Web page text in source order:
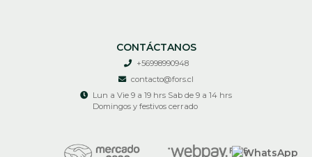
CONTÁCTANOS
+56998990948
contacto@fors.cl
Lun a Vie 9 a 19 hrs Sab de 9 a 14 hrs
Domingos y festivos cerrado